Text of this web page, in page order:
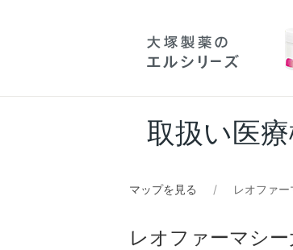
取扱い医
マップを見る レオファ
レオファーマシ